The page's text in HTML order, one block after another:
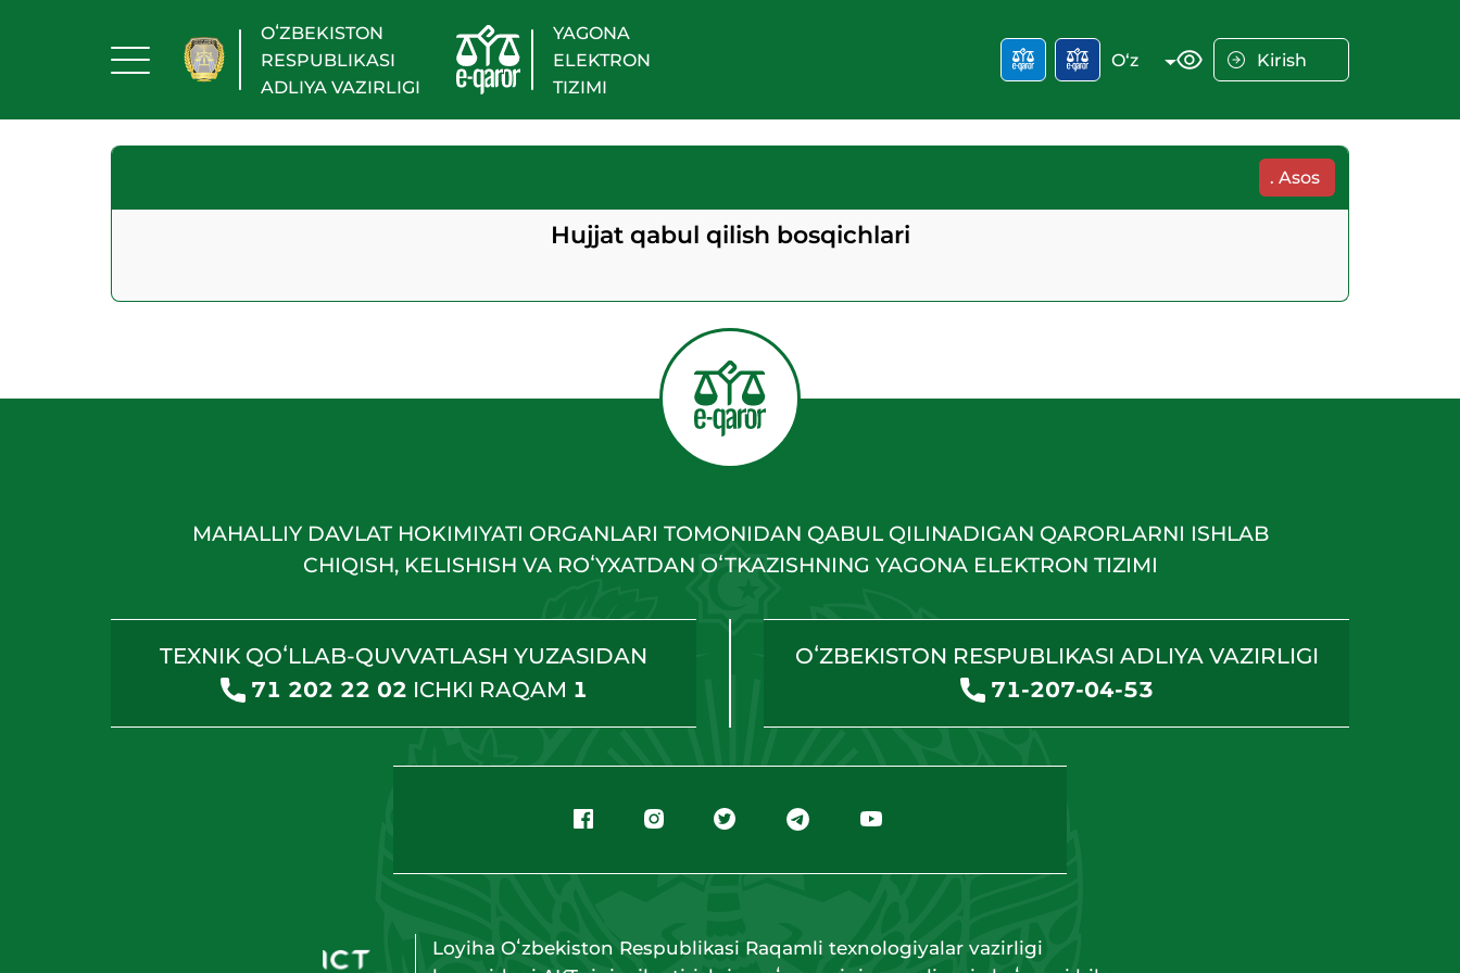
OʻZBEKISTON
RESPUBLIKASI
ADLIYA VAZIRLIGI
YAGONA
ELEKTRON
TIZIMI
O‘z Kirish
. Asos
Hujjat qabul qilish bosqichlari
MAHALLIY DAVLAT HOKIMIYATI ORGANLARI TOMONIDAN QABUL QILINADIGAN QARORLARNI ISHLAB
CHIQISH, KELISHISH VA ROʻYXATDAN OʻTKAZISHNING YAGONA ELEKTRON TIZIMI
TEXNIK QOʻLLAB-QUVVATLASH YUZASIDAN
71 202 22 02 ICHKI RAQAM 1
OʻZBEKISTON RESPUBLIKASI ADLIYA VAZIRLIGI
71-207-04-53
Loyiha Oʻzbekiston Respublikasi Raqamli texnologiyalar vazirligi